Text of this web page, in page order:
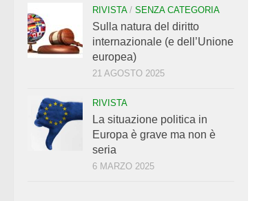
RIVISTA/ SENZA CATEGORIA
Sulla natura del diritto
internazionale (e dell’Unione
europea)
21 AGOSTO 2025
RIVISTA
La situazione politica in
Europa è grave ma non è
seria
6 MARZO 2025